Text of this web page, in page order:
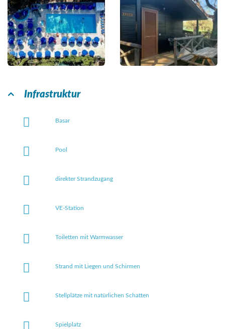
Infrastruktur
Basar
Pool
direkter Strandzugang
VE-Station
Toiletten mit Warmwasser
Strand mit Liegen und Schirmen
Stellplätze mit natürlichen Schatten
Spielplatz